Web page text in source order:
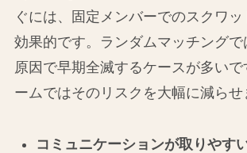
ぐには、固定メンバーでのスクワッ
効果的です。ランダムマッチング
原因で早期全滅するケースが多い
ームではそのリスクを大幅に減らせ
コミュニケーションが取りやす